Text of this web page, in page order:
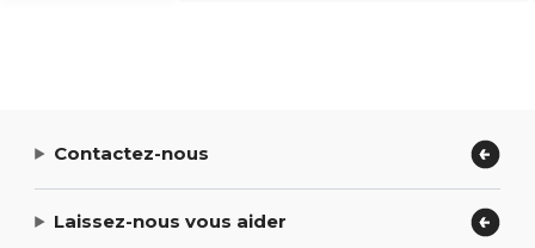
Contactez-nous
Laissez-nous vous aider